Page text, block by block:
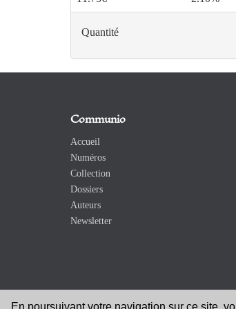
Quantité
Communio
Accueil
Numéros
Collection
Dossiers
Auteurs
Newsletter